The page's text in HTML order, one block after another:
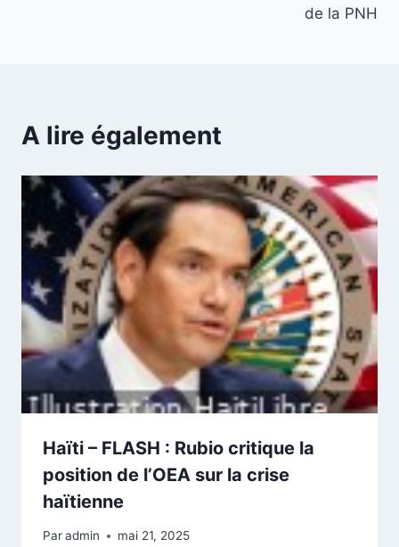
de la PNH
A lire également
Haïti – FLASH : Rubio critique la
position de l’OEA sur la crise
haïtienne
Paradmin mai 21, 2025